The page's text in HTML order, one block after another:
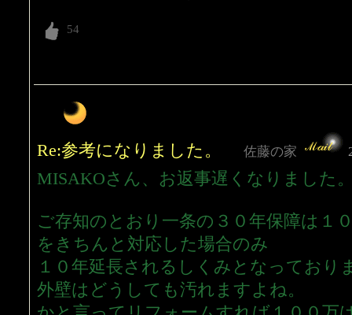
Re:参考になりました。 佐藤の家
MISAKOさん、お返事遅くなりました
ご存知のとおり一条の３０年保障は１
をきちんと対応した場合のみ
１０年延長されるしくみとなっており
外壁はどうしても汚れますよね。